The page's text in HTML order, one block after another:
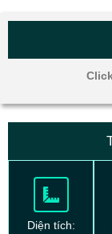
Diện tích: